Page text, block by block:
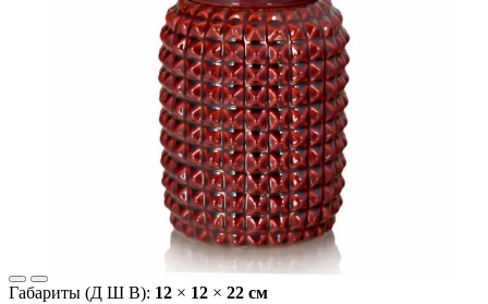
Габариты (Д Ш В): 12 × 12 × 22 cм